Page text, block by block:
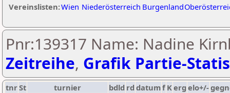
Vereinslisten:Wien Niederösterreich Burgenland
Pnr:139317 Name: Nadine
Zeitreihe, Grafik Partie-
tnrSt turnier bdld rd datumf Kerg elo+/-